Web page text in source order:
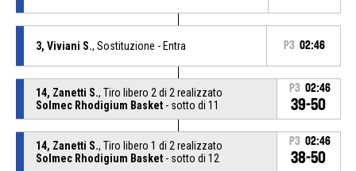
3, Viviani S., Sostituzione - Entra P3 02:46
14, Zanetti S., Tiro libero 2 di 2 realizzato
Solmec Rhodigium Basket- sotto di 11
P3 02:46
39-50
14, Zanetti S., Tiro libero 1 di 2 realizzato
Solmec Rhodigium Basket- sotto di 12
P3 02:46
38-50